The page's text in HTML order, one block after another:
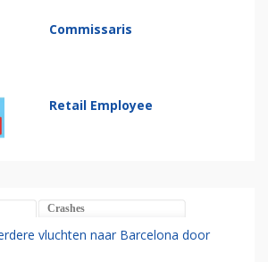
Commissaris
Retail Employee
Crashes
vluchten naar Barcelona door